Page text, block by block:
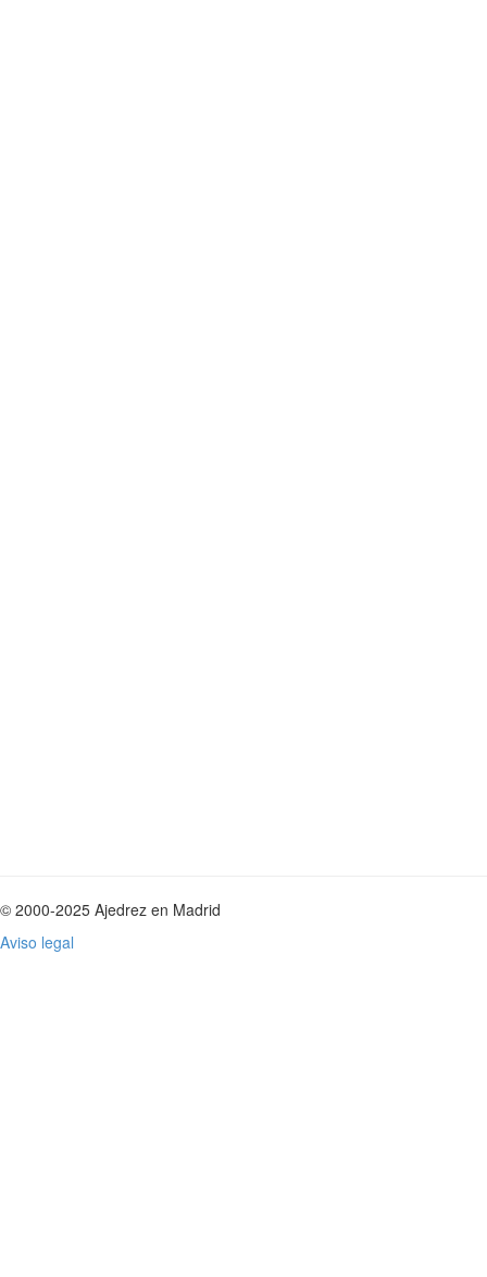
© 2000-2025 Ajedrez en Madrid
Aviso legal